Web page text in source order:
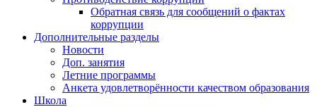
Обратная связь для сообщений о фактах
коррупции
Дополнительные разделы
Новости
Доп. занятия
Летние программы
Анкета удовлетворённости качеством образования
Школа